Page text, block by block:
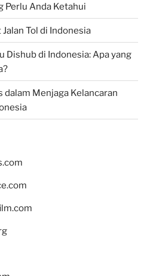
Perlu Anda Ketahui
Tol di Indonesia
Dishub di Indonesia: Apa yang
dalam Menjaga Kelancaran